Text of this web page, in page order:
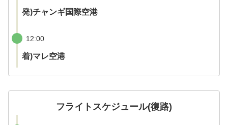
発)チャンギ国際空港
12:00
着)マレ空港
フライトスケジュール(復路)